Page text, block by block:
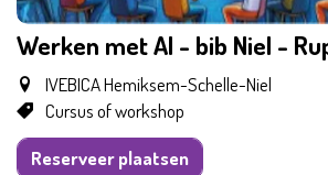
Werken met AI - bib Niel -
IVEBICA Hemiksem-Schelle-Niel
Cursus of workshop
Reserveer plaatsen